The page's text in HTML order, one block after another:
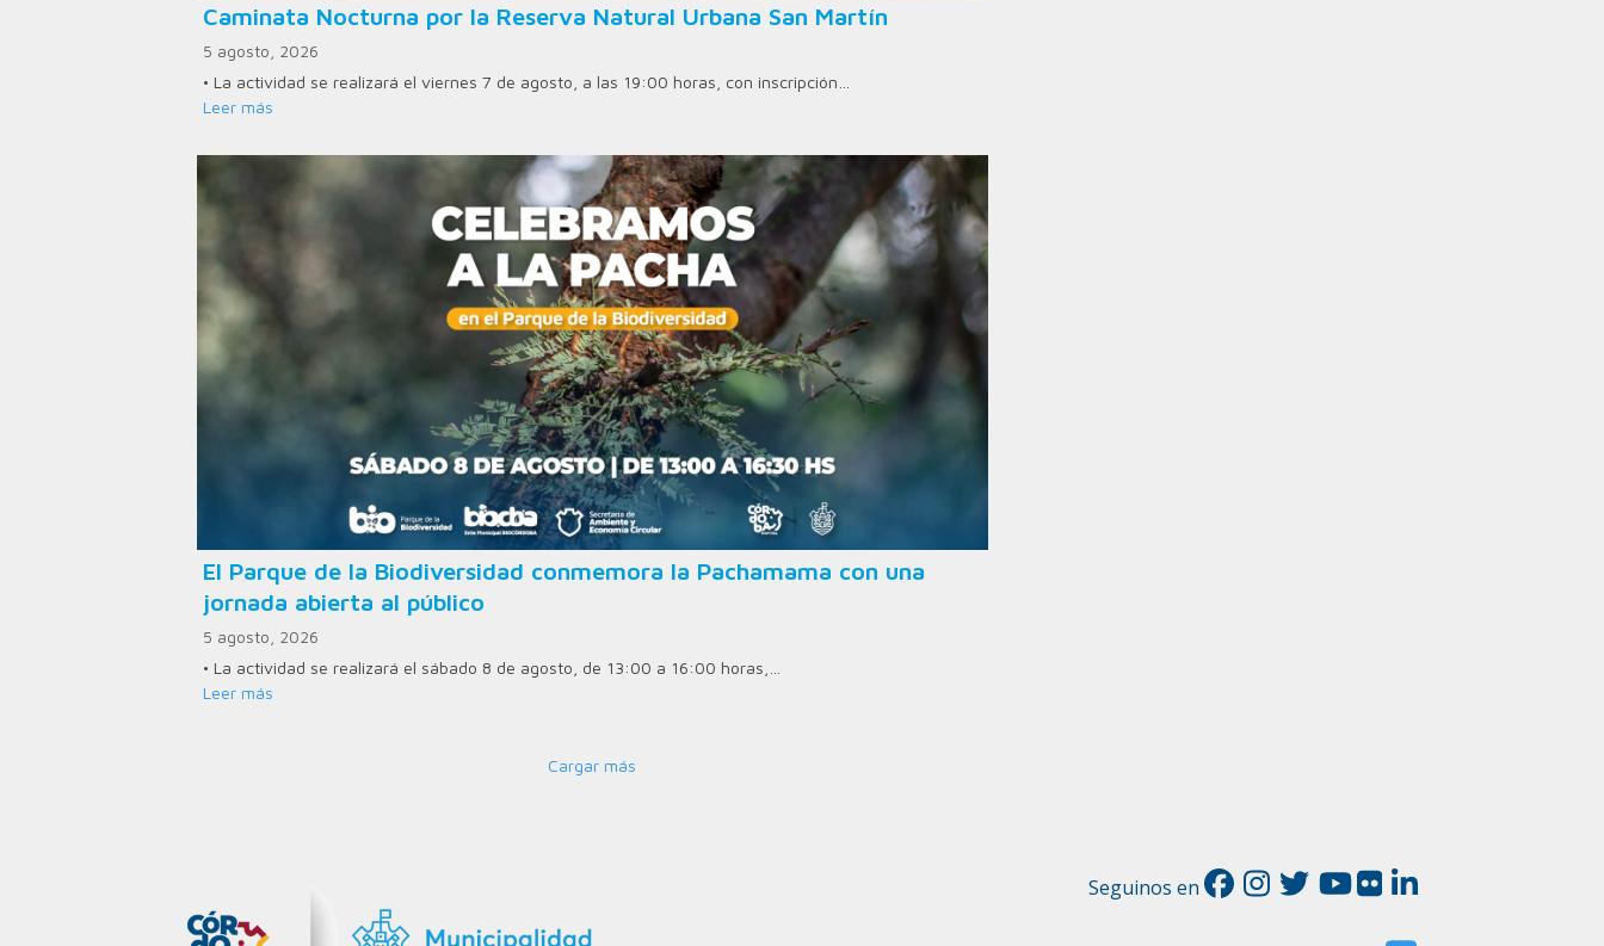
Caminata Nocturna por la Reserva Natural Urbana San Martín
5 agosto, 2026
• La actividad se realizará el viernes 7 de agosto, a las 19:00 horas, con inscripción…
Leer más
El Parque de la Biodiversidad conmemora la Pachamama con una
jornada abierta al público
5 agosto, 2026
• La actividad se realizará el sábado 8 de agosto, de 13:00 a 16:00 horas,…
Leer más
Cargar más
Seguinos en